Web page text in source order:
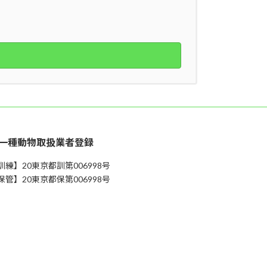
種動物取扱業者登録
練】20東京都訓第006998号
管】20東京都保第006998号